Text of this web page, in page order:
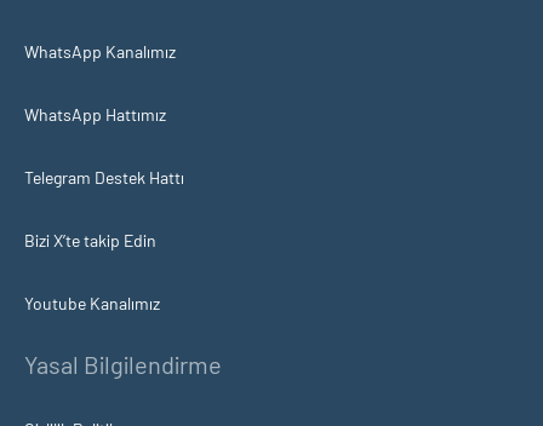
WhatsApp Kanalımız
WhatsApp Hattımız
Telegram Destek Hattı
Bizi X’te takip Edin
Youtube Kanalımız
Yasal Bilgilendirme